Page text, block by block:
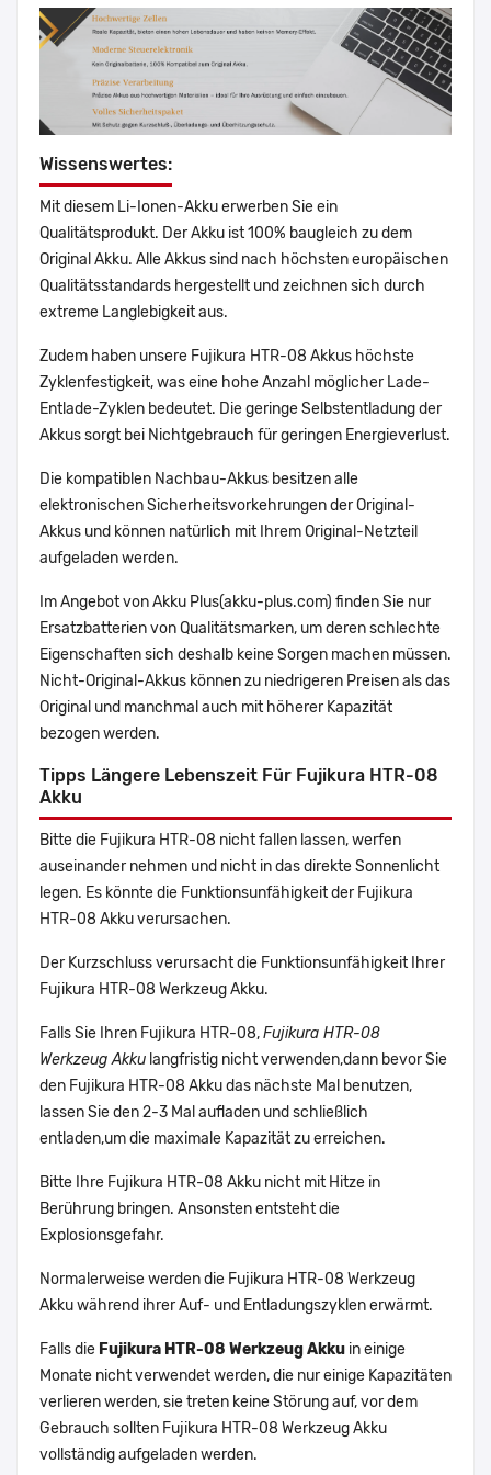
Wissenswertes:
Mit diesem Li-Ionen-Akku erwerben Sie ein
Qualitätsprodukt. Der Akku ist 100% baugleich zu dem
Original Akku. Alle Akkus sind nach höchsten europäischen
Qualitätsstandards hergestellt und zeichnen sich durch
extreme Langlebigkeit aus.
Zudem haben unsere Fujikura HTR-08 Akkus höchste
Zyklenfestigkeit, was eine hohe Anzahl möglicher Lade-
Entlade-Zyklen bedeutet. Die geringe Selbstentladung der
Akkus sorgt bei Nichtgebrauch für geringen Energieverlust.
Die kompatiblen Nachbau-Akkus besitzen alle
elektronischen Sicherheitsvorkehrungen der Original-
Akkus und können natürlich mit Ihrem Original-Netzteil
aufgeladen werden.
Im Angebot von Akku Plus(akku-plus.com) finden Sie nur
Ersatzbatterien von Qualitätsmarken, um deren schlechte
Eigenschaften sich deshalb keine Sorgen machen müssen.
Nicht-Original-Akkus können zu niedrigeren Preisen als das
Original und manchmal auch mit höherer Kapazität
bezogen werden.
Tipps Längere Lebenszeit Für Fujikura HTR-08
Akku
Bitte die Fujikura HTR-08 nicht fallen lassen, werfen
auseinander nehmen und nicht in das direkte Sonnenlicht
legen. Es könnte die Funktionsunfähigkeit der Fujikura
HTR-08 Akku verursachen.
Der Kurzschluss verursacht die Funktionsunfähigkeit Ihrer
Fujikura HTR-08 Werkzeug Akku.
Falls Sie Ihren Fujikura HTR-08,Fujikura HTR-08
Werkzeug Akku langfristig nicht verwenden,dann bevor Sie
den Fujikura HTR-08 Akku das nächste Mal benutzen,
lassen Sie den 2-3 Mal aufladen und schließlich
entladen,um die maximale Kapazität zu erreichen.
Bitte Ihre Fujikura HTR-08 Akku nicht mit Hitze in
Berührung bringen. Ansonsten entsteht die
Explosionsgefahr.
Normalerweise werden die Fujikura HTR-08 Werkzeug
Akku während ihrer Auf- und Entladungszyklen erwärmt.
Falls die Fujikura HTR-08 Werkzeug Akku in einige
Monate nicht verwendet werden, die nur einige Kapazitäten
verlieren werden, sie treten keine Störung auf, vor dem
Gebrauch sollten Fujikura HTR-08 Werkzeug Akku
vollständig aufgeladen werden.